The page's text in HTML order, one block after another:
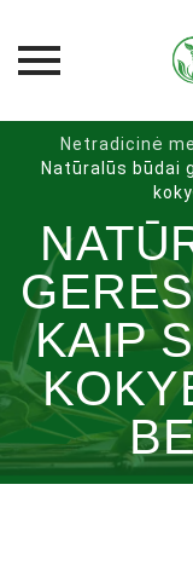
Netradicinė
Natūralūs būdai
KAIP